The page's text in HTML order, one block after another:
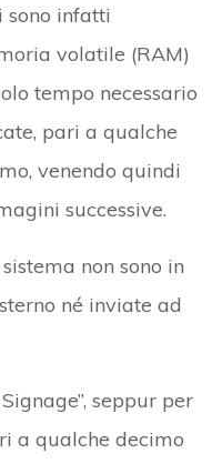
infatti
volatile (RAM)
tempo necessario
pari a qualche
venendo quindi
successive.
non sono in
né inviate ad
seppur per
a qualche decimo